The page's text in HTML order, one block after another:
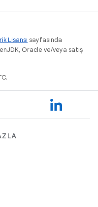
Lisansı sayfasında
Oracle ve/veya satış